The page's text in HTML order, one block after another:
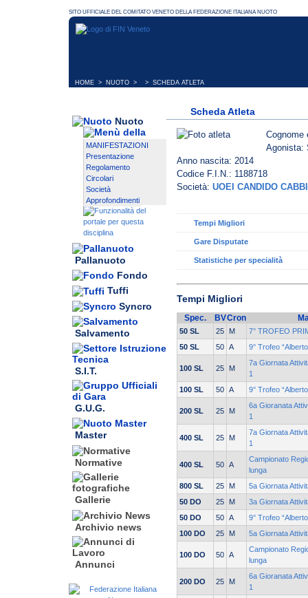
HOME > NUOTO > > SCHEDA ATLETA
Nuoto
MANIFESTAZIONI
Presentazione
Regolamento
Circolari
Società
Approfondimenti
Pallanuoto
Fondo
Tuffi
Syncro
Salvamento
S.I.T.
G.U.G.
Master
Normative
Gallerie
Archivio news
Annunci
Scheda Atleta
Agonista:
Anno nascita: 2014
Codice F.I.N.: 1188718
Società: UOEI CANDIDO
Tempi Migliori
Gare Disputate
Statistiche per specialità
Tempi Migliori
Spec. BVCron
50 SL 25 M
7° TROFEO
50 SL
50 A 9° Trofeo
100 SL 25 M
7a Giornata
1
100 SL
50 A 9° Trofeo
200 SL 25 M
6a Gioranata
1
400 SL 25 M
7a Giornata
1
400 SL 50 A
Campionato
lunga
800 SL
25 M
5a Giornata
50 DO
25 M
3a Giornata
50 DO
50 A
9° Trofeo
100 DO
25 M 5a Giornata
100 DO 50 A
Campionato
lunga
200 DO 25 M
6a Gioranata
1